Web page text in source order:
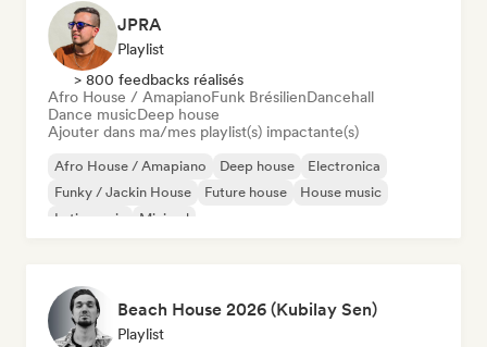
JPRA
Playlist
> 800 feedbacks réalisés
Afro House / AmapianoFunk BrésilienDancehall
Dance musicDeep house
Ajouter dans ma/mes playlist(s) impactante(s)
Afro House / Amapiano Deep house
Electronica
Funky / Jackin House
Future house
House music
Latin music
Minimal
Beach House 2026 (Kubilay Sen)
Playlist